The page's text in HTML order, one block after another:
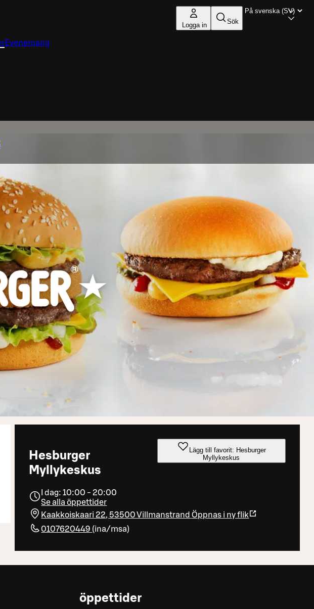
Logga in Sök
Evenemang
Hesburger
Myllykeskus
Lägg till favorit: Hesburger
Myllykeskus
I dag: 10:00 - 20:00
Se alla öppettider
Kaakkoiskaari 22, 53500 Villmanstrand Öppnas i ny flik
0107620449 (ina/msa)
öppettider